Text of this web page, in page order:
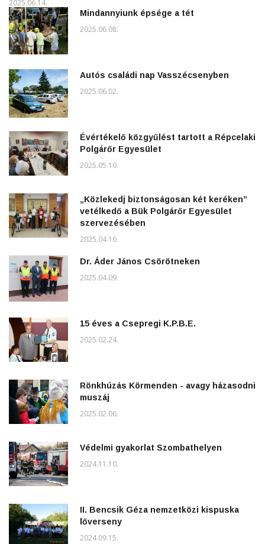
2025.06.14.
Mindannyiunk épsége a tét
2025.06.08.
Autós családi nap Vasszécsenyben
2025.06.02.
Évértékelő közgyűlést tartott a Répcelaki
Polgárőr Egyesület
2025.05.10.
„Közlekedj biztonságosan két keréken”
vetélkedő a Bük Polgárőr Egyesület
szervezésében
2025.04.16.
Dr. Áder János Csörötneken
2025.04.09.
15 éves a Csepregi K.P.B.E.
2025.02.24.
Rönkhúzás Körmenden - avagy házasodni
muszáj
2025.02.06.
Védelmi gyakorlat Szombathelyen
2024.11.10.
II. Bencsik Géza nemzetközi kispuska
lőverseny
2024.09.15.